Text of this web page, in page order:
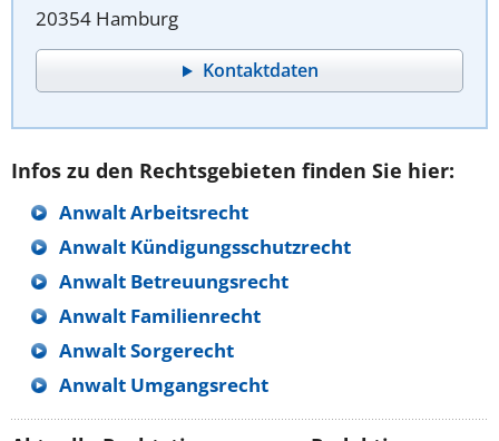
20354 Hamburg
Kontaktdaten
Infos zu den Rechtsgebieten finden Sie hier:
Anwalt Arbeitsrecht
Anwalt Kündigungsschutzrecht
Anwalt Betreuungsrecht
Anwalt Familienrecht
Anwalt Sorgerecht
Anwalt Umgangsrecht